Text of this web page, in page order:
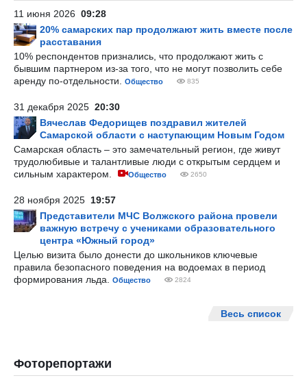
11 июня 2026 09:28
20% самарских пар продолжают жить вместе после
расставания
10% респондентов признались, что продолжают жить с
бывшим партнером из-за того, что не могут позволить себе
аренду по-отдельности.
Общество 835
31 декабря 2025 20:30
Вячеслав Федорищев поздравил жителей
Самарской области с наступающим Новым Годом
Самарская область – это замечательный регион, где живут
трудолюбивые и талантливые люди с открытым сердцем и
сильным характером.
Общество 2650
28 ноября 2025 19:57
Представители МЧС Волжского района провели
важную встречу с учениками образовательного
центра «Южный город»
Целью визита было донести до школьников ключевые
правила безопасного поведения на водоемах в период
формирования льда.
Общество 2824
Весь список
Фоторепортажи